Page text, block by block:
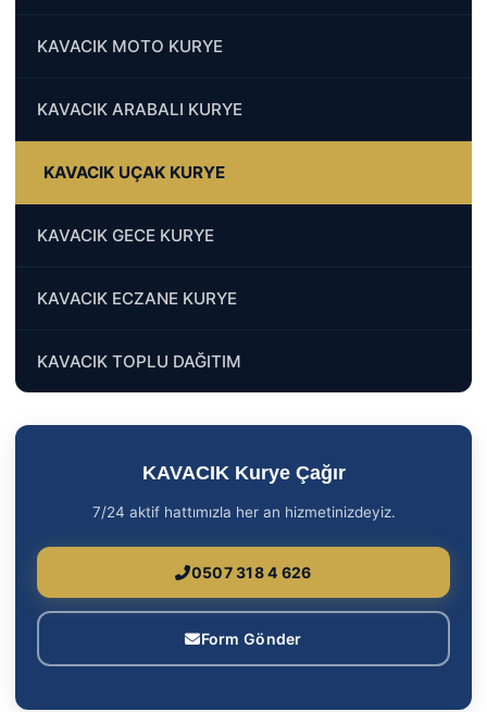
KAVACIK MOTO KURYE
KAVACIK ARABALI KURYE
KAVACIK UÇAK KURYE
KAVACIK GECE KURYE
KAVACIK ECZANE KURYE
KAVACIK TOPLU DAĞITIM
KAVACIK Kurye Çağır
7/24 aktif hattımızla her an hizmetinizdeyiz.
0507 318 4 626
Form Gönder